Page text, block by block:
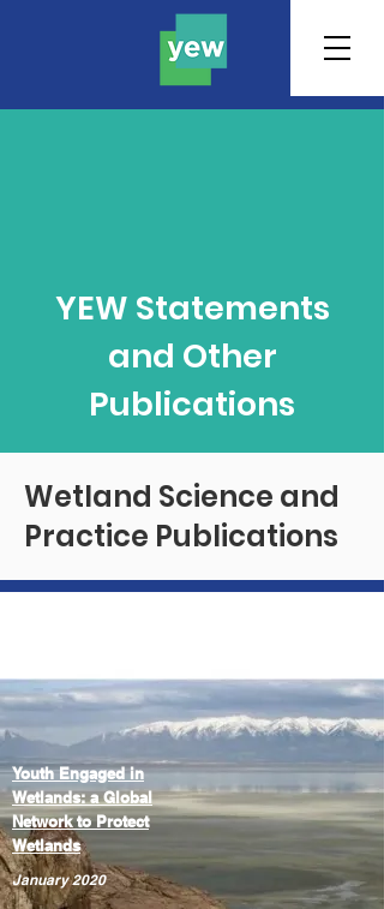
YEW Statements
and Other
Publications
Wetland Science and
Practice Publications
Youth Engaged in
Wetlands: a Global
Network to Protect
Wetlands
January 2020